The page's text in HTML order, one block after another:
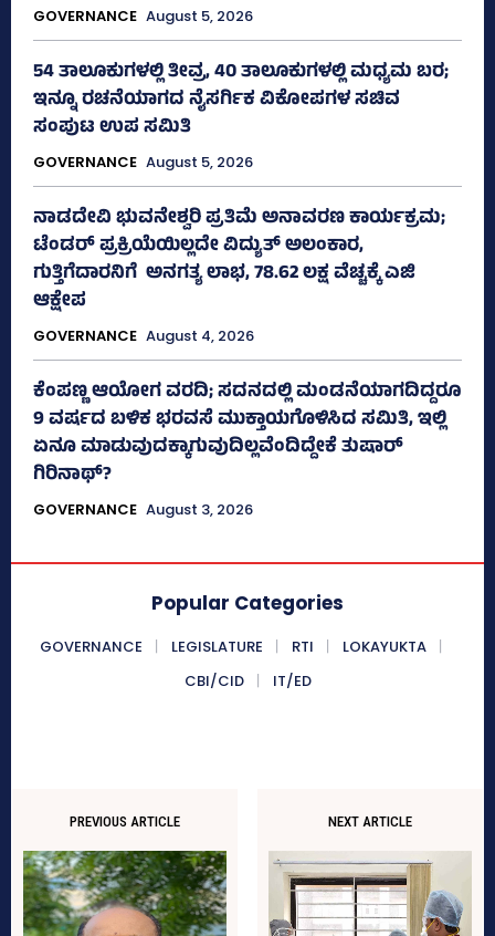
GOVERNANCE August 5, 2026
54 ತಾಲೂಕುಗಳಲ್ಲಿ ತೀವ್ರ, 40 ತಾಲೂಕುಗಳಲ್ಲಿ ಮಧ್ಯಮ ಬರ;
ಇನ್ನೂ ರಚನೆಯಾಗದ ನೈಸರ್ಗಿಕ ವಿಕೋಪಗಳ ಸಚಿವ
ಸಂಪುಟ ಉಪ ಸಮಿತಿ
GOVERNANCE August 5, 2026
ನಾಡದೇವಿ ಭುವನೇಶ್ವರಿ ಪ್ರತಿಮೆ ಅನಾವರಣ ಕಾರ್ಯಕ್ರಮ;
ಟೆಂಡರ್ ಪ್ರಕ್ರಿಯೆಯಿಲ್ಲದೇ ವಿದ್ಯುತ್‌ ಅಲಂಕಾರ,
ಗುತ್ತಿಗೆದಾರನಿಗೆ ಅನಗತ್ಯ ಲಾಭ, 78.62 ಲಕ್ಷ ವೆಚ್ಚಕ್ಕೆ ಎಜಿ
ಆಕ್ಷೇಪ
GOVERNANCE August 4, 2026
ಕೆಂಪಣ್ಣ ಆಯೋಗ ವರದಿ; ಸದನದಲ್ಲಿ ಮಂಡನೆಯಾಗದಿದ್ದರೂ
9 ವರ್ಷದ ಬಳಿಕ ಭರವಸೆ ಮುಕ್ತಾಯಗೊಳಿಸಿದ ಸಮಿತಿ, ಇಲ್ಲಿ
ಏನೂ ಮಾಡುವುದಕ್ಕಾಗುವುದಿಲ್ಲವೆಂದಿದ್ದೇಕೆ ತುಷಾರ್
ಗಿರಿನಾಥ್?
GOVERNANCE August 3, 2026
Popular Categories
GOVERNANCE LEGISLATURE RTI
LOKAYUKTA
CBI/CID
IT/ED
PREVIOUS ARTICLE NEXT ARTICLE